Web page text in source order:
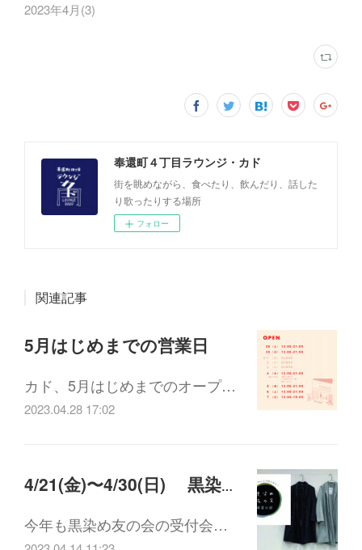
2023年4月(3)
奉還町４丁目ラウンジ・カド
街を眺めながら、食べたり、飲んだり、話した
り歌ったりする場所
フォロー
関連記事
5月はじめまでの営業日
カド、5月はじめまでのオープ…
2023.04.28 17:02
4/21(金)〜4/30(日) 黒染め友の会 受付
今年も黒染め友の会の受付会…